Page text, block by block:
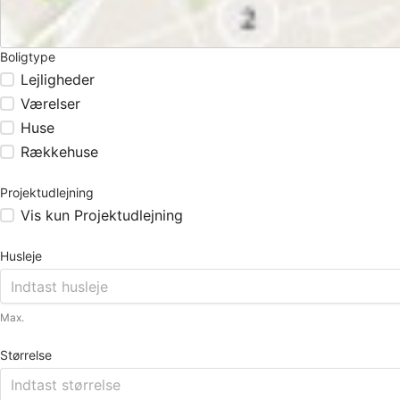
Boligtype
Lejligheder
Værelser
Huse
Rækkehuse
Projektudlejning
Vis kun Projektudlejning
Husleje
Max.
Størrelse